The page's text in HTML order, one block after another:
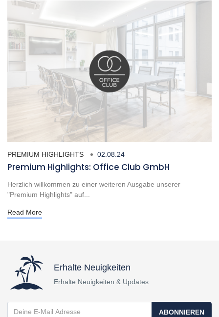
PREMIUM HIGHLIGHTS 02.08.24
Premium Highlights: Office Club GmbH
Herzlich willkommen zu einer weiteren Ausgabe unserer
"Premium Highlights" auf...
Read More
Erhalte Neuigkeiten
Erhalte Neuigkeiten & Updates
ABONNIEREN